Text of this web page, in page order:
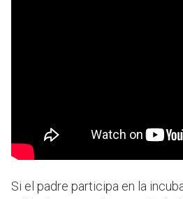
Si el padre participa en la